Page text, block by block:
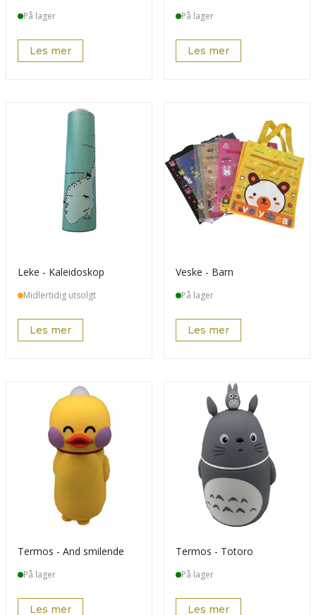
På lager
Les mer
På lager
Les mer
Leke - Kaleidoskop
Midlertidig utsolgt
Les mer
Veske - Barn
På lager
Les mer
Termos - And smilende
På lager
Les mer
Termos - Totoro
På lager
Les mer